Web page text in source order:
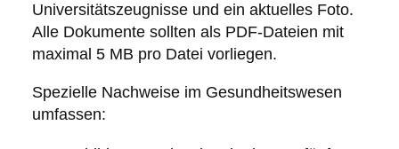
Universitätszeugnisse und ein aktuelles Foto.
Alle Dokumente sollten als PDF-Dateien mit
maximal 5 MB pro Datei vorliegen.
Spezielle Nachweise im Gesundheitswesen
umfassen: